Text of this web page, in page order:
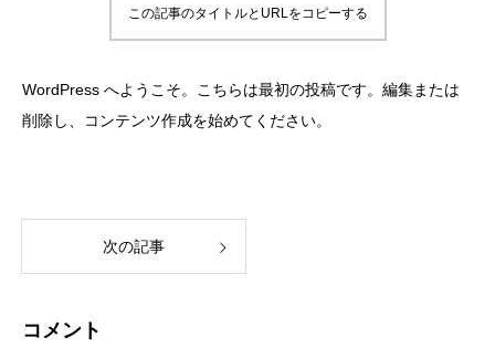
この記事のタイトルとURLをコピーする
WordPress へようこそ。こちらは最初の投稿です。編集または
削除し、コンテンツ作成を始めてください。
次の記事
コメント